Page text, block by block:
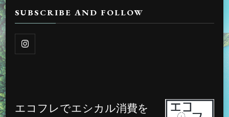
SUBSCRIBE AND FOLLOW
エコフレでエシカル消費を